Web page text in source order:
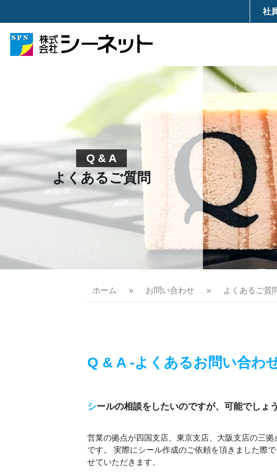
社
Q & A
よくあるご質問
ホーム » お問い合わせ » よくあるご質
Q & A -よくあるお問い合わ
シールの相談をしたいのですが、可能でしょ
営業の拠点が四国支店、東京支店、大阪支店の三
です。 実際にシール作成のご依頼を頂きました際
せていただきます。